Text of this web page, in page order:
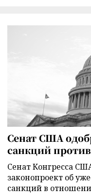
Сенат США
санкций
Сенат Конгресса
законопроект об
санкций в